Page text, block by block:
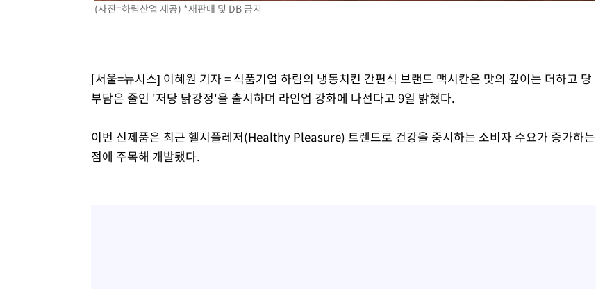
(사진=하림산업 제공) *재판매 및 DB 금지
[서울=뉴시스] 이혜원 기자 = 식품기업 하림의 냉동치킨 간편식 브랜드 맥시칸은 맛의 깊이는 더하고 당
부담은 줄인 '저당 닭강정'을 출시하며 라인업 강화에 나선다고 9일 밝혔다.
이번 신제품은 최근 헬시플레저(Healthy Pleasure) 트렌드로 건강을 중시하는 소비자 수요가 증가하는
점에 주목해 개발됐다.